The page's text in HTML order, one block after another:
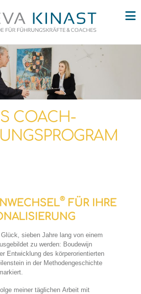
COACH-
®FÜR IHRE
sieben Jahre lang von einem
zu werden: Boudewijn
Entwicklung des körperorientierten
in der Methodengeschichte
meiner täglichen Arbeit mit